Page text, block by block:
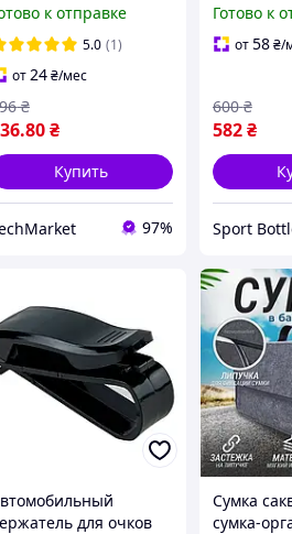
на
подвесная
для хранения
в машину
к отправке
5.0 (1)
от24₴/мес
.80₴
₴
Купить
97%
надежная
Готово к
от58 ₴/
582 ₴
600 ₴
для очков
Сумка
сумка-